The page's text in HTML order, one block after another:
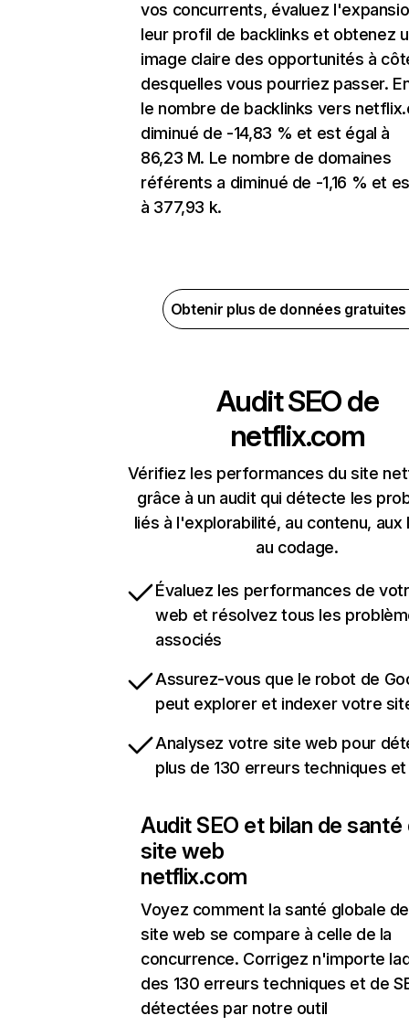
vos concurrents, évaluez
leur profil de backlinks et obtenez
image claire des opportunités à
desquelles vous pourriez passer.
le nombre de backlinks vers
diminué de -14,83 % et est égal à
86,23 M. Le nombre de domaines
référents a diminué de -1,16 % et
à 377,93 k.
Obtenir plus de données
Audit SEO de
netflix.com
Vérifiez les performances du site
grâce à un audit qui détecte les
liés à l'explorabilité, au contenu, aux
au codage.
Évaluez les performances de
web et résolvez tous les
associés
Assurez-vous que le robot de
peut explorer et indexer votre
Analysez votre site web pour
plus de 130 erreurs techniques et
Audit SEO et bilan de santé
site web
netflix.com
Voyez comment la santé globale
site web se compare à celle de la
concurrence. Corrigez n'importe
des 130 erreurs techniques et de
détectées par notre outil